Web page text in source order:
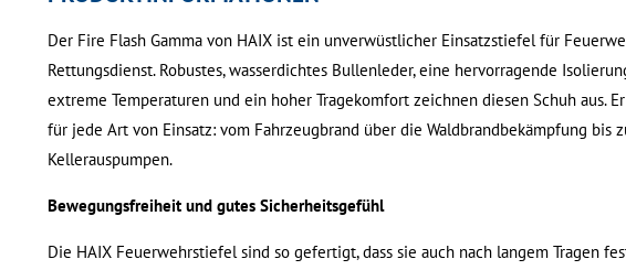
Der Fire Flash Gamma von HAIX ist ein unverwüstlicher Einsatzstiefel für
Rettungsdienst. Robustes, wasserdichtes Bullenleder, eine hervorragende
extreme Temperaturen und ein hoher Tragekomfort zeichnen diesen Schuh aus.
für jede Art von Einsatz: vom Fahrzeugbrand über die Waldbrandbekämpfung bis
Kellerauspumpen.
Bewegungsfreiheit und gutes Sicherheitsgefühl
Die HAIX Feuerwehrstiefel sind so gefertigt, dass sie auch nach langem Tragen